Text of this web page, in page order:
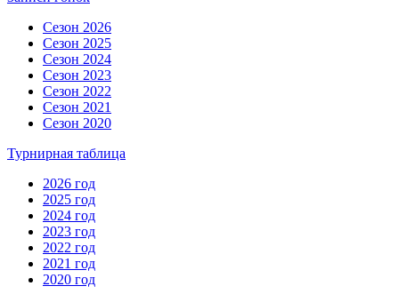
Сезон 2026
Сезон 2025
Сезон 2024
Сезон 2023
Сезон 2022
Сезон 2021
Сезон 2020
Турнирная таблица
2026 год
2025 год
2024 год
2023 год
2022 год
2021 год
2020 год